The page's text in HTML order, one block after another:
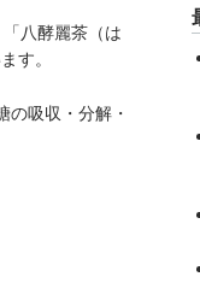
八酵麗茶（は
す。
吸収・分解・